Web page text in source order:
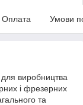
Оплата Умови
виробництва
і фрезерних
та